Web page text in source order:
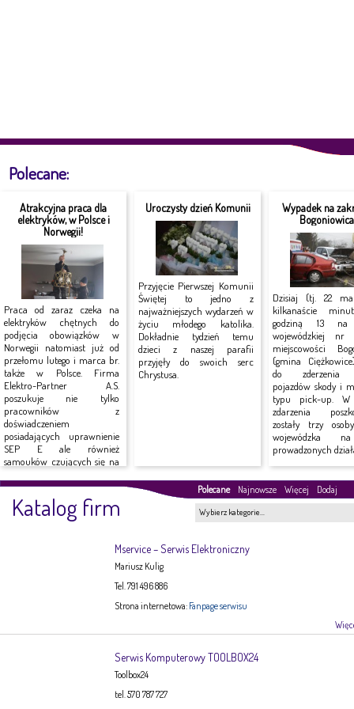
Polecane:
Atrakcyjna praca dla
elektryków, w Polsce i
Norwegii!
Praca od zaraz czeka na
elektryków chętnych do
podjęcia obowiązków w
Norwegii natomiast już od
przełomu lutego i marca br.
także w Polsce. Firma
Elektro-Partner A.S.
poszukuje nie tylko
pracowników z
doświadczeniem
posiadających uprawnienie
SEP E ale również
samouków czujących się na
Uroczysty dzień Komunii
Przyjęcie Pierwszej Komunii
Świętej to jedno z
najważniejszych wydarzeń w
życiu młodego katolika.
Dokładnie tydzień temu
dzieci z naszej parafii
przyjęły do swoich serc
Chrystusa.
Wypadek na
Dzisiaj (tj. 22
kilkanaście
godziną 13 na
wojewódzkiej
miejscowości
(gmina
do zderzenia
pojazdów skody i
typu pick-up. W
zdarzenia
zostały trzy
wojewódzka
prowadzonych
Polecane Najnowsze Więcej Dodaj
Katalog firm Wybierz kategorie…
Mservice – Serwis Elektroniczny
Mariusz Kulig
Tel. 791 496 886
Strona internetowa: Fanpage serwisu
Serwis Komputerowy TOOLBOX24
Toolbox24
tel. 570 787 727